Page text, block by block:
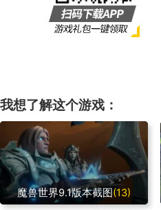
我想了解这个游戏：
魔兽世界9.1版本截图(13)